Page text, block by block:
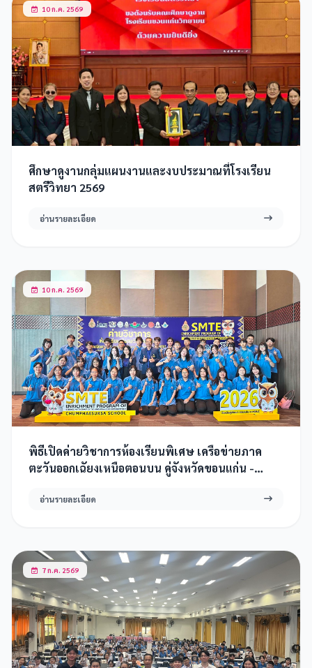
10 ก.ค. 2569
ศึกษาดูงานกลุ่มแผนงานและงบประมาณที่โรงเรียน
สตรีวิทยา 2569
อ่านรายละเอียด
10 ก.ค. 2569
พิธีเปิดค่ายวิชาการห้องเรียนพิเศษ เครือข่ายภาค
ตะวันออกเฉัยงเหนือตอนบน คู่จังหวัดขอนแก่น -
อ่านรายละเอียด
7 ก.ค. 2569